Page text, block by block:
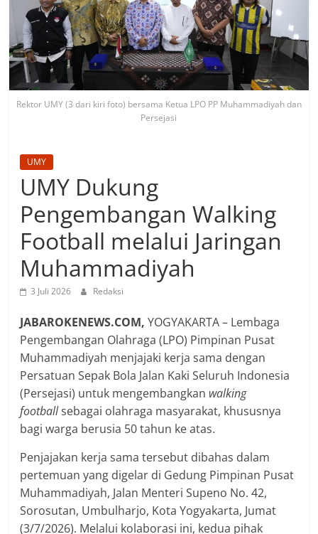
Rektor UMY (3 dari kiri foto) bersama Ketua LPO PP Muhammadiyah dan
Persejasi
UMY
UMY Dukung
Pengembangan Walking
Football melalui Jaringan
Muhammadiyah
3 Juli 2026 Redaksi
JABAROKENEWS.COM,YOGYAKARTA – Lembaga
Pengembangan Olahraga (LPO) Pimpinan Pusat
Muhammadiyah menjajaki kerja sama dengan
Persatuan Sepak Bola Jalan Kaki Seluruh Indonesia
(Persejasi) untuk mengembangkan walking
footballsebagai olahraga masyarakat, khususnya
bagi warga berusia 50 tahun ke atas.
Penjajakan kerja sama tersebut dibahas dalam
pertemuan yang digelar di Gedung Pimpinan Pusat
Muhammadiyah, Jalan Menteri Supeno No. 42,
Sorosutan, Umbulharjo, Kota Yogyakarta, Jumat
(3/7/2026). Melalui kolaborasi ini, kedua pihak